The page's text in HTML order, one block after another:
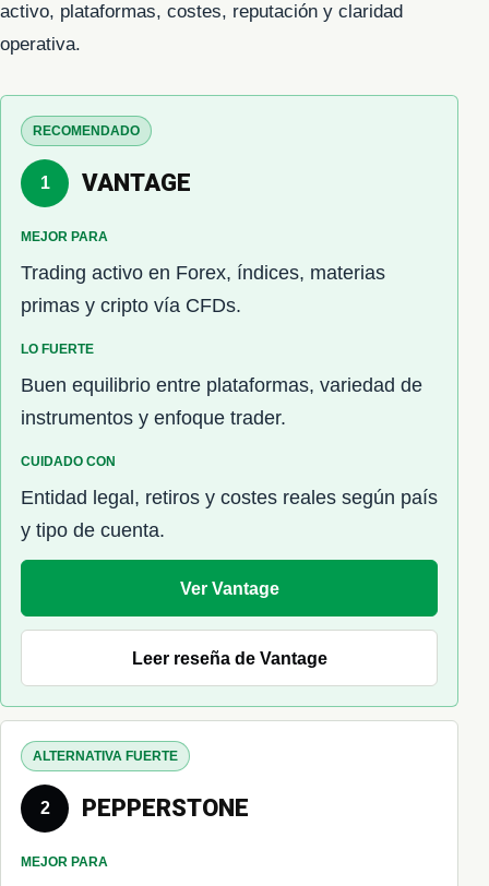
activo, plataformas, costes, reputación y claridad
operativa.
RECOMENDADO
1 VANTAGE
MEJOR PARA
Trading activo en Forex, índices, materias
primas y cripto vía CFDs.
LO FUERTE
Buen equilibrio entre plataformas, variedad de
instrumentos y enfoque trader.
CUIDADO CON
Entidad legal, retiros y costes reales según país
y tipo de cuenta.
Ver Vantage
Leer reseña de Vantage
ALTERNATIVA FUERTE
2 PEPPERSTONE
MEJOR PARA